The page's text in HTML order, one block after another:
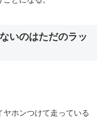
いのはただのラッ
ホンつけて走っている